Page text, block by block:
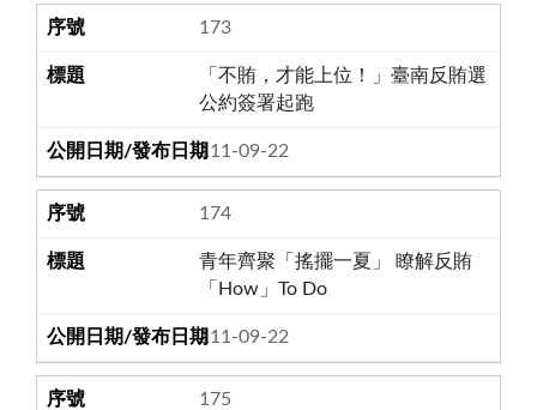
173
「不賄，才能上位！」臺南反賄選
公約簽署起跑
111-09-22
174
青年齊聚「搖擺一夏」 瞭解反賄
「How」To Do
111-09-22
175